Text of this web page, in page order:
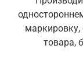
маркировку,
товара,